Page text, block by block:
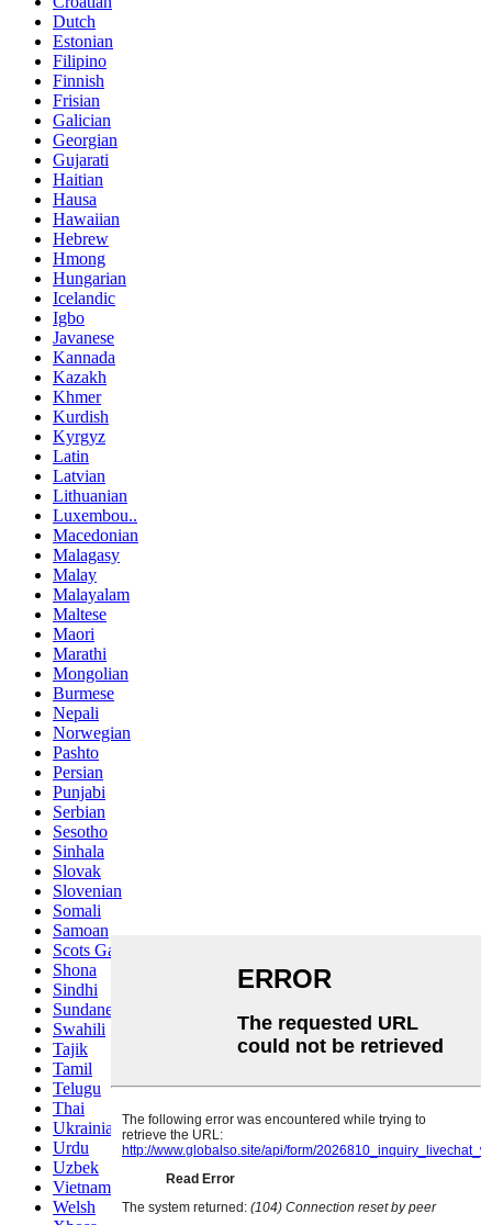
Dutch
Estonian
Filipino
Finnish
Frisian
Galician
Georgian
Gujarati
Haitian
Hausa
Hawaiian
Hebrew
Hmong
Hungarian
Icelandic
Igbo
Javanese
Kannada
Kazakh
Khmer
Kurdish
Kyrgyz
Latin
Latvian
Lithuanian
Luxembou..
Macedonian
Malagasy
Malay
Malayalam
Maltese
Maori
Marathi
Mongolian
Burmese
Nepali
Norwegian
Pashto
Persian
Punjabi
Serbian
Sesotho
Sinhala
Slovak
Slovenian
Somali
Samoan
Scots Gaelic
Shona
Sindhi
Sundanese
Swahili
Tajik
Tamil
Telugu
Thai
Ukrainian
Urdu
Uzbek
Vietnamese
Welsh